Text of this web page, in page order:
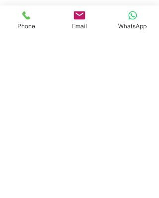
Phone Email WhatsApp